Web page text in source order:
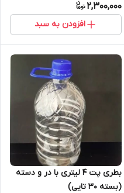
2,300,000
افزودن به سبد
بطری پت ۴ لیتری با در و دسته
(بسته ۳۰ تایی)